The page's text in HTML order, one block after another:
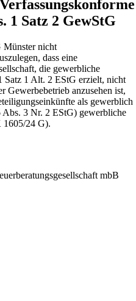
1 Satz 2 GewStG
Münster nicht
dass eine
die gewerbliche
Satz 1 Alt. 2 EStG erzielt, nicht
Gewerbebetrieb anzusehen ist,
als gewerblich
Abs. 3 Nr. 2 EStG) gewerbliche
1605/24 G).
mbB